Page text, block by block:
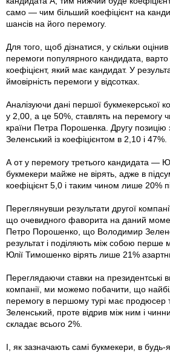
само — чим більший коефіцієнт на
шансів на його перемогу.
Для того, щоб дізнатися, у скільки
перемоги популярного кандидата,
коефіцієнт, який має кандидат. У
ймовірність перемоги у відсотках.
Аналізуючи дані першої букмекерської
у 2,00, а це 50%, ставлять на перемогу
країни Петра Порошенка. Другу
Зеленський із коефіцієнтом в 2,10 і 47%.
А от у перемогу третього кандидата —
букмекери майже не вірять, адже в
коефіцієнт 5,0 і таким чином лише 20%
Переглянувши результати другої
що очевидного фаворита на даний
Петро Порошенко, що Володимир
результат і поділяють між собою перше
Юлії Тимошенко вірять лише 21%
Переглядаючи ставки на президентські
компанії, ми можемо побачити, що
перемогу в першому турі має продюсер
Зеленський, проте відрив між ним і
складає всього 2%.
І, як зазначають самі букмекери, в